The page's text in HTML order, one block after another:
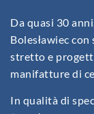
Da quasi 30
Bolesławiec
stretto e
manifatture di
In qualità di